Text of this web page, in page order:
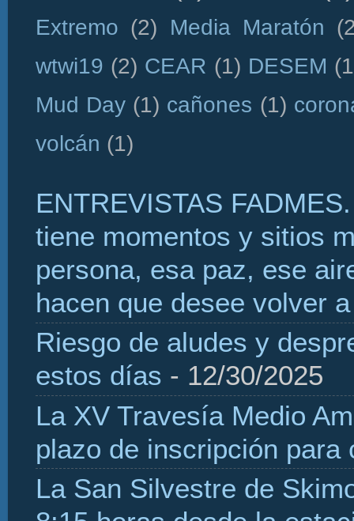
Extremo (2) Media Maratón
wtwi19 (2) CEAR (1) DESEM
Mud Day (1) cañones (1)
volcán (1)
ENTREVISTAS
tiene momentos y sitios
persona, esa paz, ese
hacen que desee volver
Riesgo de aludes y
estos días - 12/30/2025
La XV Travesía Medio
plazo de inscripción para
La San Silvestre de